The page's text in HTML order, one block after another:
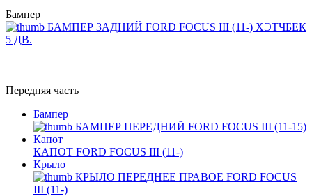
Бампер
БАМПЕР ЗАДНИЙ FORD FOCUS III (11-) ХЭТЧБЕК
5 ДВ.
Передняя часть
Бампер
БАМПЕР ПЕРЕДНИЙ FORD FOCUS III (11-15)
Капот
КАПОТ FORD FOCUS III (11-)
Крыло
КРЫЛО ПЕРЕДНЕЕ ПРАВОЕ FORD FOCUS
III (11-)